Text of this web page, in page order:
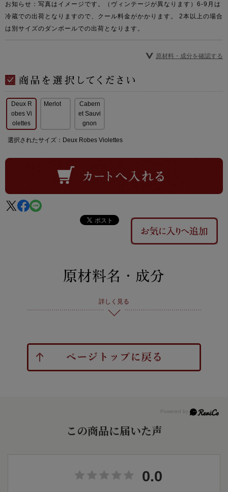
お知らせ：写真はイメージです。（ヴィンテージが異なります） 6-9月は
冷蔵での出荷となりますので、クール料金がかかります。 2本以上の場合
は別サイズのダンボールでの出荷となります。
原材料・成分を確認する
Deux R
obes Vi
olettes
Merlot
Cabern
et Sauvi
gnon
選択されたサイズ：Deux Robes Violettes
詳しく見る
この商品に届いた声
0.0